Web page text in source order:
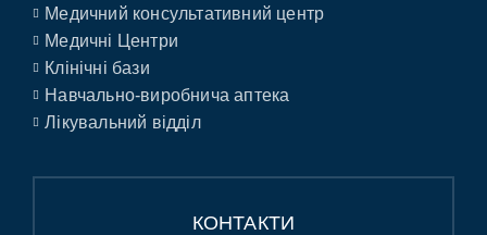
Медичний консультативний центр
Медичні Центри
Клінічні бази
Навчально-виробнича аптека
Лікувальний відділ
КОНТАКТИ